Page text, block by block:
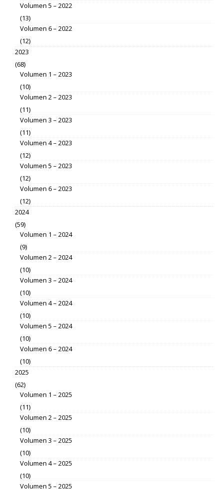
Volumen 5 – 2022
(13)
Volumen 6 – 2022
(12)
2023
(68)
Volumen 1 – 2023
(10)
Volumen 2 – 2023
(11)
Volumen 3 – 2023
(11)
Volumen 4 – 2023
(12)
Volumen 5 – 2023
(12)
Volumen 6 – 2023
(12)
2024
(59)
Volumen 1 – 2024
(9)
Volumen 2 – 2024
(10)
Volumen 3 – 2024
(10)
Volumen 4 – 2024
(10)
Volumen 5 – 2024
(10)
Volumen 6 – 2024
(10)
2025
(62)
Volumen 1 – 2025
(11)
Volumen 2 – 2025
(10)
Volumen 3 – 2025
(10)
Volumen 4 – 2025
(10)
Volumen 5 – 2025